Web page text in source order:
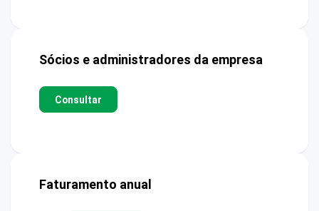
Sócios e administradores da empresa
Consultar
Faturamento anual